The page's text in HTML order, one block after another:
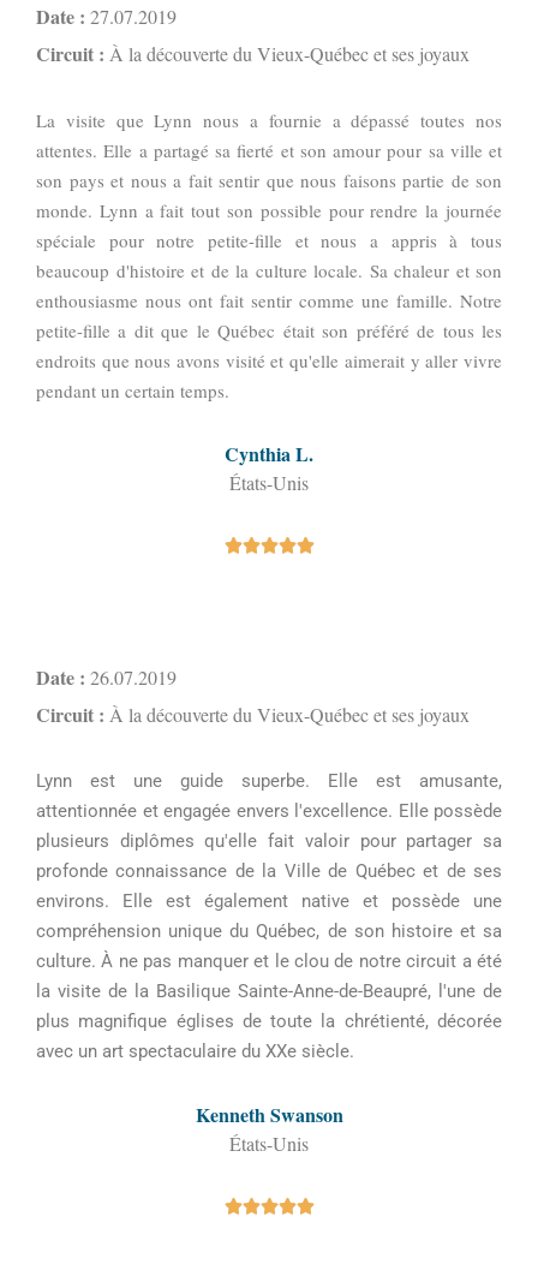
Date : 27.07.2019
Circuit : À la découverte du Vieux-Québec et ses joyaux
La visite que Lynn nous a fournie a dépassé toutes nos
attentes. Elle a partagé sa fierté et son amour pour sa ville et
son pays et nous a fait sentir que nous faisons partie de son
monde. Lynn a fait tout son possible pour rendre la journée
spéciale pour notre petite-fille et nous a appris à tous
beaucoup d'histoire et de la culture locale. Sa chaleur et son
enthousiasme nous ont fait sentir comme une famille. Notre
petite-fille a dit que le Québec était son préféré de tous les
endroits que nous avons visité et qu'elle aimerait y aller vivre
pendant un certain temps.
Cynthia L.
États-Unis

Date : 26.07.2019
Circuit : À la découverte du Vieux-Québec et ses joyaux
Lynn est une guide superbe. Elle est amusante,
attentionnée et engagée envers l'excellence. Elle possède
plusieurs diplômes qu'elle fait valoir pour partager sa
profonde connaissance de la Ville de Québec et de ses
environs. Elle est également native et possède une
compréhension unique du Québec, de son histoire et sa
culture. À ne pas manquer et le clou de notre circuit a été
la visite de la Basilique Sainte-Anne-de-Beaupré, l'une de
plus magnifique églises de toute la chrétienté, décorée
avec un art spectaculaire du XXe siècle.
Kenneth Swanson
États-Unis
